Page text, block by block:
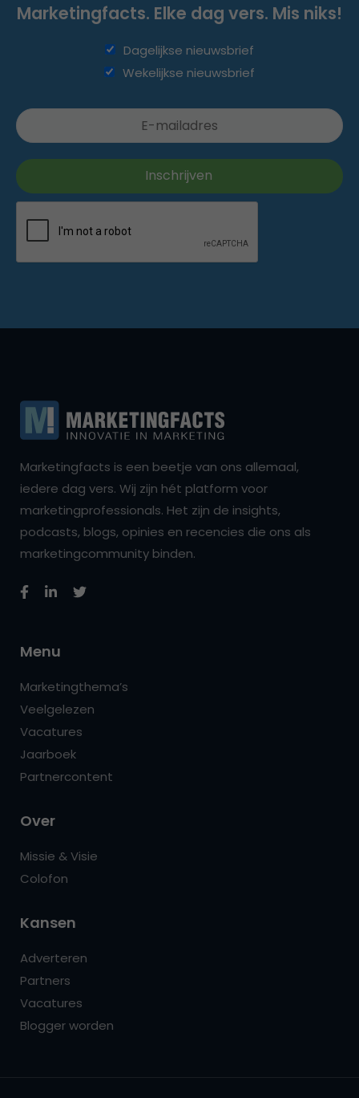
Marketingfacts. Elke dag vers. Mis niks!
Dagelijkse nieuwsbrief
Wekelijkse nieuwsbrief
Marketingfacts is een beetje van ons allemaal,
iedere dag vers. Wij zijn hét platform voor
marketingprofessionals. Het zijn de insights,
podcasts, blogs, opinies en recencies die ons als
marketingcommunity binden.
Menu
Marketingthema’s
Veelgelezen
Vacatures
Jaarboek
Partnercontent
Over
Missie & Visie
Colofon
Kansen
Adverteren
Partners
Vacatures
Blogger worden